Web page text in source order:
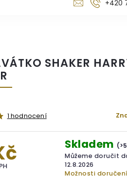
+420
SHAKER
1 hodnocení
Skladem
Můžeme doručit
12.8.2026
Možnosti doručení